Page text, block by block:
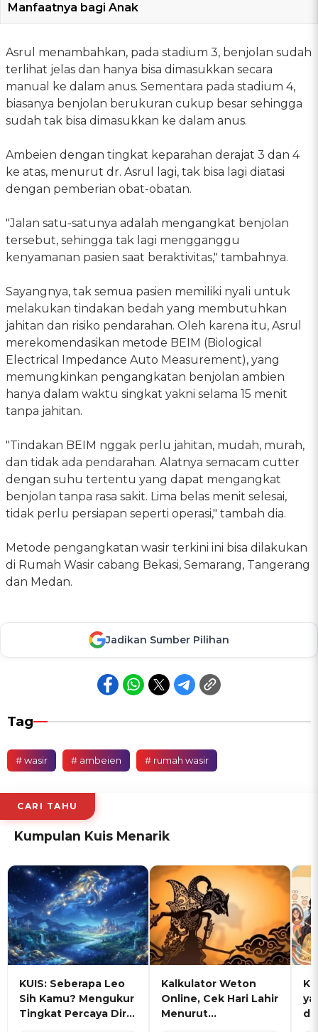
Manfaatnya bagi Anak
Asrul menambahkan, pada stadium 3, benjolan sudah
terlihat jelas dan hanya bisa dimasukkan secara
manual ke dalam anus. Sementara pada stadium 4,
biasanya benjolan berukuran cukup besar sehingga
sudah tak bisa dimasukkan ke dalam anus.
Ambeien dengan tingkat keparahan derajat 3 dan 4
ke atas, menurut dr. Asrul lagi, tak bisa lagi diatasi
dengan pemberian obat-obatan.
"Jalan satu-satunya adalah mengangkat benjolan
tersebut, sehingga tak lagi mengganggu
kenyamanan pasien saat beraktivitas," tambahnya.
Sayangnya, tak semua pasien memiliki nyali untuk
melakukan tindakan bedah yang membutuhkan
jahitan dan risiko pendarahan. Oleh karena itu, Asrul
merekomendasikan metode BEIM (Biological
Electrical Impedance Auto Measurement), yang
memungkinkan pengangkatan benjolan ambien
hanya dalam waktu singkat yakni selama 15 menit
tanpa jahitan.
"Tindakan BEIM nggak perlu jahitan, mudah, murah,
dan tidak ada pendarahan. Alatnya semacam cutter
dengan suhu tertentu yang dapat mengangkat
benjolan tanpa rasa sakit. Lima belas menit selesai,
tidak perlu persiapan seperti operasi," tambah dia.
Metode pengangkatan wasir terkini ini bisa dilakukan
di Rumah Wasir cabang Bekasi, Semarang, Tangerang
dan Medan.
Jadikan Sumber Pilihan
Tag
# wasir # ambeien # rumah wasir
CARI TAHU
Kumpulan Kuis Menarik
KUIS: Seberapa Leo
Sih Kamu? Mengukur
Tingkat Percaya Diri
Kalkulator Weton
Online, Cek Hari Lahir
Menurut